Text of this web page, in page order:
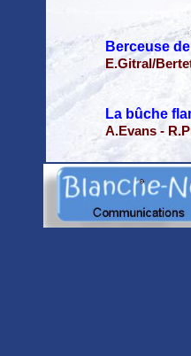
Berceuse de
E.Gitral/
La bûche
A.Evans -